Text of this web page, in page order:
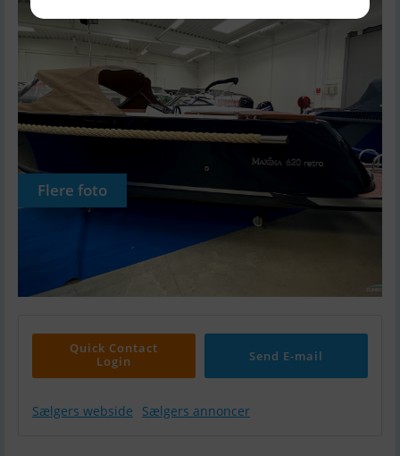
Flere foto
Quick Contact
Login
Send E-mail
Sælgers webside Sælgers annoncer